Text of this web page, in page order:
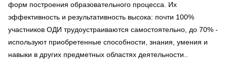
форм построения образовательного процесса. Их
эффективность и результативность высока: почти 100%
участников ОДИ трудоустраиваются самостоятельно, до 70% -
используют приобретенные способности, знания, умения и
навыки в других предметных областях деятельности..